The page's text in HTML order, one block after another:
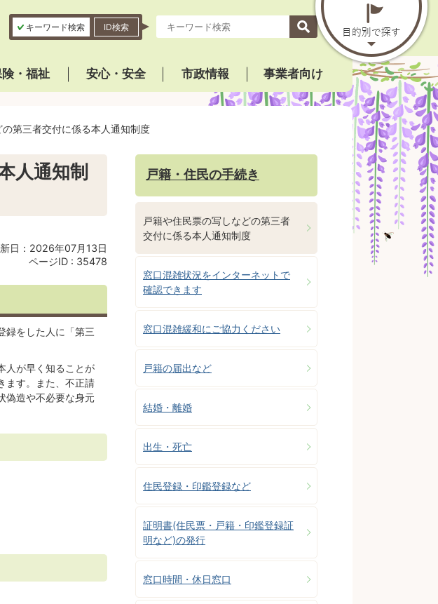
キーワード検索 ID検索
・福祉 安心・安全 市政情報 事業者向け
第三者交付に係る本人通知制度
人通知制
日：2026年07月13日
ページID : 35478
録をした人に「第三
人が早く知ることが
ます。また、不正請
偽造や不必要な身元
戸籍・住民の手続き
戸籍や住民票の写しなどの第三者
交付に係る本人通知制度
窓口混雑状況をインターネットで
確認できます
窓口混雑緩和にご協力ください
戸籍の届出など
結婚・離婚
出生・死亡
住民登録・印鑑登録など
証明書(住民票・戸籍・印鑑登録証
明など)の発行
窓口時間・休日窓口